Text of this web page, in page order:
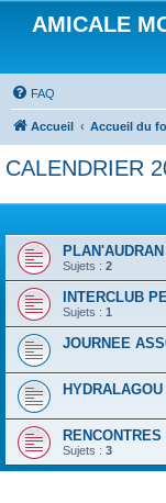
AMICALE
FAQ
Accueil Accueil du
CALENDRIER
Sujets : 2
INTERCLUB
Sujets : 1
JOURNEE
Sujets : 3